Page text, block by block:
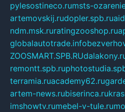
pylesostineco.rumsts-
artemovskij.rudopler.spb.ru
ndm.msk.ruratingzooshop.ru
globalautotrade.info
ZOOSMART.SPB.RU
remontt.spb.ru
terramia.ruacademy62.ru
artem-news.rubiserinca.ru
imshowtv.rumebel-v-tule.ru